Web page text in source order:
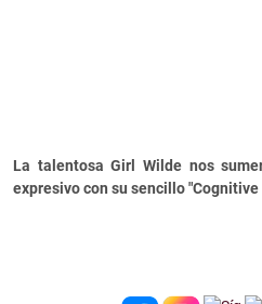
La talentosa Girl Wilde nos
expresivo con su sencillo "Cognitive